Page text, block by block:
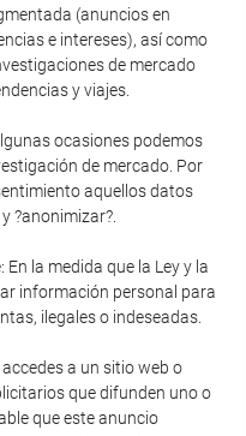
(anuncios en
e intereses), así como
de mercado
y viajes.
ocasiones podemos
de mercado. Por
aquellos datos
?anonimizar?.
la medida que la Ley y la
información personal para
ilegales o indeseadas.
a un sitio web o
que difunden uno o
que este anuncio